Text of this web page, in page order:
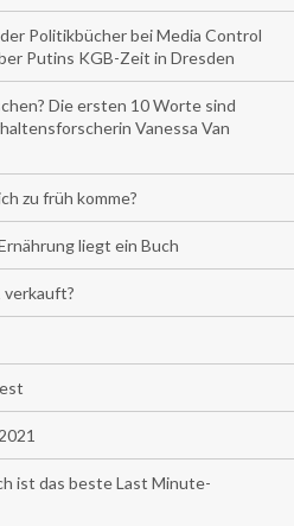
Politikbücher bei Media Control
Putins KGB-Zeit in Dresden
Die ersten 10 Worte sind
Vanessa Van
zu früh komme?
liegt ein Buch
verkauft?
ist das beste Last Minute-